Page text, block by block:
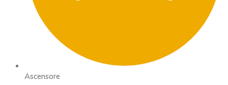
Ascensore